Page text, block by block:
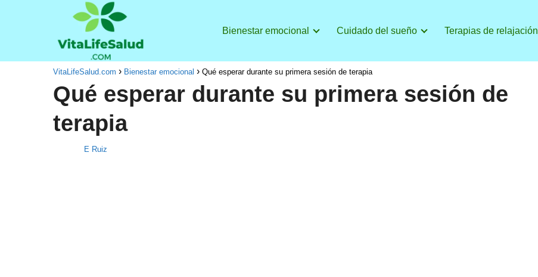
Bienestar emocional Cuidado del sueño Terapias de relajación
VitaLifeSalud.com Bienestar emocional Qué esperar durante su primera sesión de terapia
Qué esperar durante su primera sesión de
terapia
E Ruiz